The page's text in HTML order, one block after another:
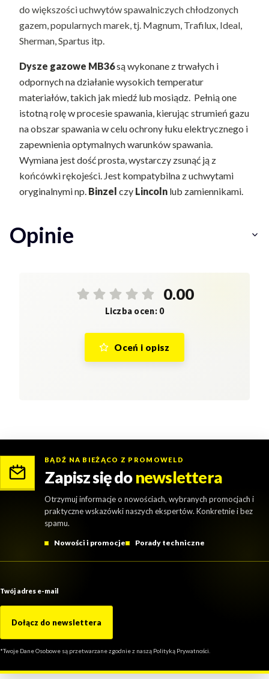
do większości uchwytów spawalniczych chłodzonych
gazem, popularnych marek, tj. Magnum, Trafilux, Ideal,
Sherman, Spartus itp.
Dysze gazowe MB36są wykonane z trwałych i
odpornych na działanie wysokich temperatur
materiałów, takich jak miedź lub mosiądz. Pełnią one
istotną rolę w procesie spawania, kierując strumień gazu
na obszar spawania w celu ochrony łuku elektrycznego i
zapewnienia optymalnych warunków spawania.
Wymiana jest dość prosta, wystarczy zsunąć ją z
końcówki rękojeści. Jest kompatybilna z uchwytami
oryginalnymi np. Binzel czy Lincoln lub zamiennikami.
Opinie
0.00
Liczba ocen: 0
Oceń i opisz
BĄDŹ NA BIEŻĄCO Z PROMOWELD
Zapisz się donewslettera
Otrzymuj informacje o nowościach, wybranych promocjach i
praktyczne wskazówki naszych ekspertów. Konkretnie i bez
spamu.
Nowości i promocje Porady techniczne
Twój adres e-mail
Dołącz do newslettera
*Twoje Dane Osobowe są przetwarzane zgodnie z naszą Polityką Prywatności.